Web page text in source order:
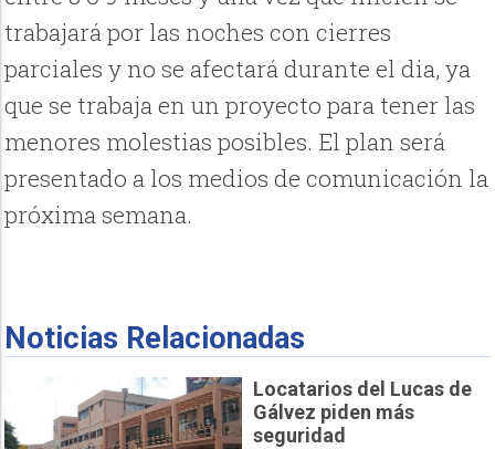
trabajará por las noches con cierres
parciales y no se afectará durante el dia, ya
que se trabaja en un proyecto para tener las
menores molestias posibles. El plan será
presentado a los medios de comunicación la
próxima semana.
Noticias Relacionadas
Locatarios del Lucas de
Gálvez piden más
seguridad